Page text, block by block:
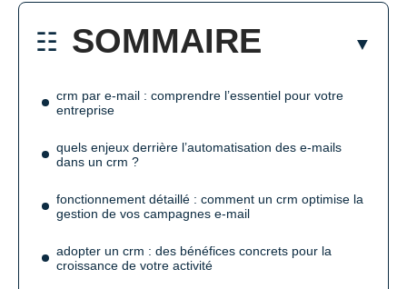
SOMMAIRE
crm par e-mail : comprendre l’essentiel pour votre
entreprise
quels enjeux derrière l’automatisation des e-mails
dans un crm ?
fonctionnement détaillé : comment un crm optimise la
gestion de vos campagnes e-mail
adopter un crm : des bénéfices concrets pour la
croissance de votre activité